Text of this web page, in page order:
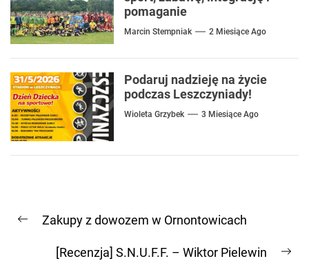
pomaganie
Marcin Stempniak 2 Miesiące Ago
Podaruj nadzieję na życie
podczas Leszczyniady!
Wioleta Grzybek 3 Miesiące Ago
wpisu
Previous
Zakupy z dowozem w Ornontowicach
[Recenzja] S.N.U.F.F. – Wiktor Pielewin